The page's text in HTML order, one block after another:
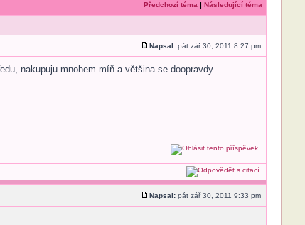
Předchozí téma | Následující téma
Napsal:pát zář 30, 2011 8:27 pm
nakupuju mnohem míň a většina se doopravdy
Napsal:pát zář 30, 2011 9:33 pm